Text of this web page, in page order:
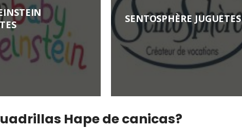
SENTOSPHÈRE JUGUETES
Hape de canicas?